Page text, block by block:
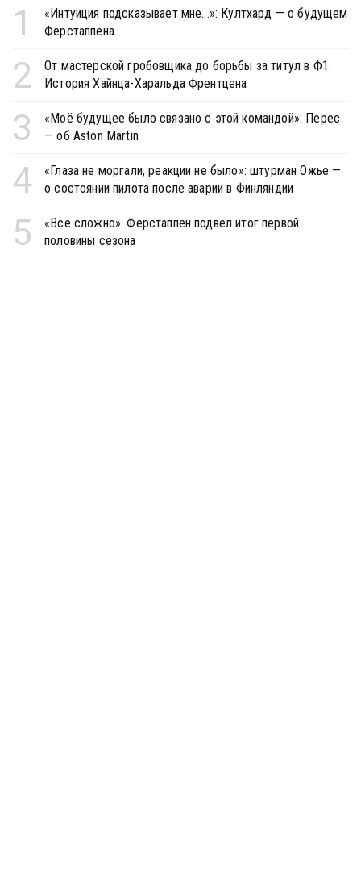
1
«Интуиция подсказывает мне...»: Култхард — о будущем
Ферстаппена
2
От мастерской гробовщика до борьбы за титул в Ф1.
История Хайнца-Харальда Френтцена
3
«Моё будущее было связано с этой командой»: Перес
— об Aston Martin
4
«Глаза не моргали, реакции не было»: штурман Ожье —
о состоянии пилота после аварии в Финляндии
5
«Все сложно». Ферстаппен подвел итог первой
половины сезона